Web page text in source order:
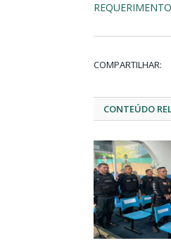
COMPARTILHAR:
CONTEÚDO